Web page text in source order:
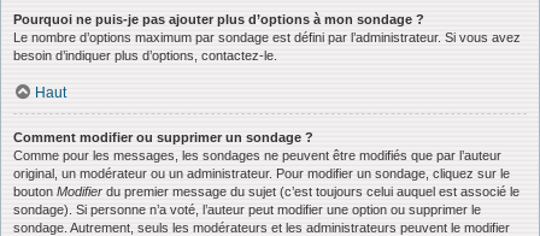
Pourquoi ne puis-je pas ajouter plus d’options à mon sondage ?
Le nombre d’options maximum par sondage est défini par l’administrateur. Si vous avez
besoin d’indiquer plus d’options, contactez-le.
Haut
Comment modifier ou supprimer un sondage ?
Comme pour les messages, les sondages ne peuvent être modifiés que par l’auteur
original, un modérateur ou un administrateur. Pour modifier un sondage, cliquez sur le
bouton Modifier du premier message du sujet (c’est toujours celui auquel est associé le
sondage). Si personne n’a voté, l’auteur peut modifier une option ou supprimer le
sondage. Autrement, seuls les modérateurs et les administrateurs peuvent le modifier